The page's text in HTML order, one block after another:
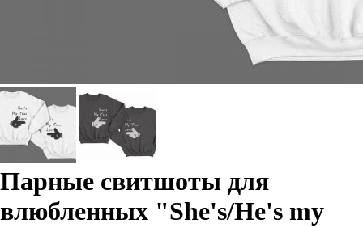
Парные свитшоты для
влюбленных "She's/He's my